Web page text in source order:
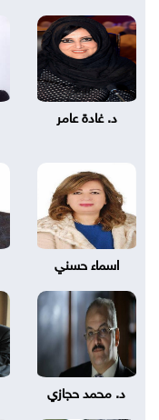
د. غادة عامر
اسماء حسني
د. محمد حجازي